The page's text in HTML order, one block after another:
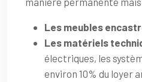
Les meubles
Les matériels
électriques, les
environ 10% du loyer